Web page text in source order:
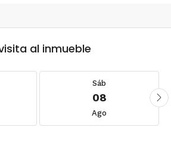
al inmueble
Sáb
08
Ago